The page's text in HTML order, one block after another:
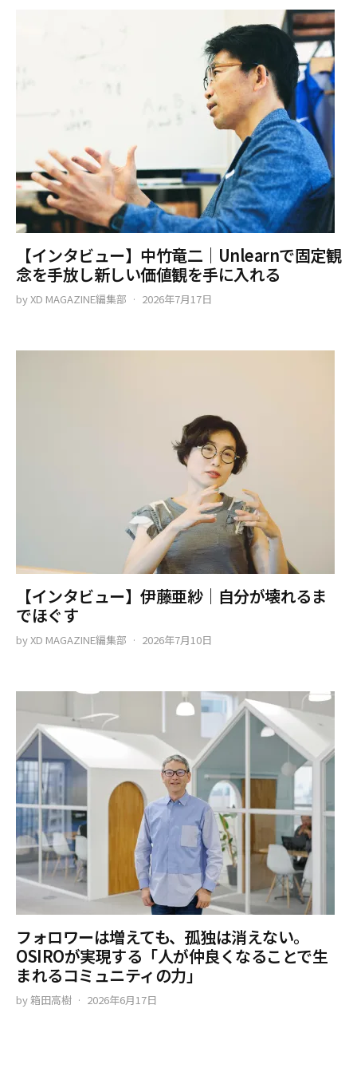
【インタビュー】中竹竜二｜Unlearnで固定観
念を手放し新しい価値観を手に入れる
byXD MAGAZINE編集部 2026年7月17日
【インタビュー】伊藤亜紗｜自分が壊れるま
でほぐす
byXD MAGAZINE編集部 2026年7月10日
フォロワーは増えても、孤独は消えない。
OSIROが実現する「人が仲良くなることで生
まれるコミュニティの力」
by箱田高樹 2026年6月17日